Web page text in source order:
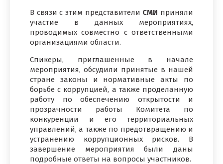
В связи с этим представители СМИ приняли
участие в данных мероприятиях,
проводимых совместно с ответственными
организациями области.
Спикеры, приглашенные в начале
мероприятия, обсудили принятые в нашей
стране законы и нормативные акты по
борьбе с коррупцией, а также проделанную
работу по обеспечению открытости и
прозрачности работы Комитета по
конкуренции и его территориальных
управлений, а также по предотвращению и
устранению коррупционных рисков. В
завершение мероприятия были даны
подробные ответы на вопросы участников.